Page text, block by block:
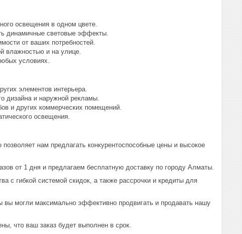
освещения в одном цвете.
динамичные световые эффекты.
от ваших потребностей.
влажностью и на улице.
условиях.
элементов интерьера.
дизайна и наружной рекламы.
и других коммерческих помещений.
освещения.
нам предлагать конкурентоспособные цены и высокое
от 1 дня и предлагаем бесплатную доставку по городу Алматы.
с гибкой системой скидок, а также рассрочки и кредиты для
могли максимально эффективно продвигать и продавать нашу
что ваш заказ будет выполнен в срок.